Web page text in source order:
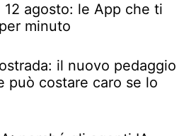
12 agosto: le App che ti
minuto
il nuovo pedaggio
può costare caro se lo